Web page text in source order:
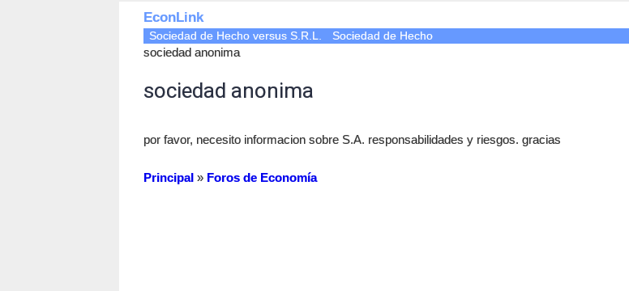
EconLink
Sociedad de Hecho versus S.R.L. Sociedad de Hecho
sociedad anonima
sociedad anonima
por favor, necesito informacion sobre S.A. responsabilidades y riesgos. gracias
Principal » Foros de Economía